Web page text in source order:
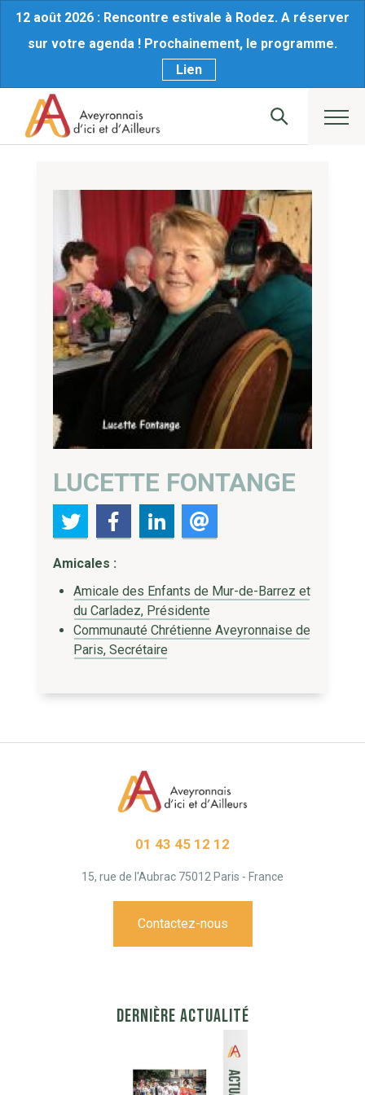
12 août 2026 : Rencontre estivale à Rodez. A réserver
sur votre agenda ! Prochainement, le programme.
Lien
LUCETTE FONTANGE
Amicales :
Amicale des Enfants de Mur-de-Barrez et
du Carladez, Présidente
Communauté Chrétienne Aveyronnaise de
Paris, Secrétaire
01 43 45 12 12
15, rue de l'Aubrac 75012 Paris - France
Contactez-nous
DERNIÈRE ACTUALITÉ